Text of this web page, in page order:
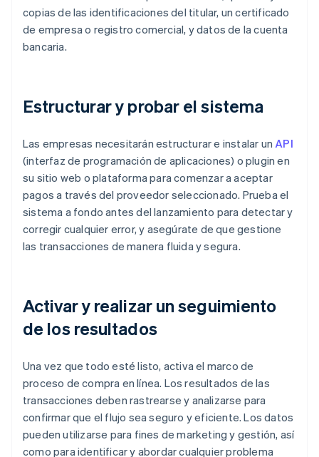
copias de las identificaciones del titular, un certificado
de empresa o registro comercial, y datos de la cuenta
bancaria.
Estructurar y probar el sistema
Las empresas necesitarán estructurar e instalar unAPI
(interfaz de programación de aplicaciones) o plugin en
su sitio web o plataforma para comenzar a aceptar
pagos a través del proveedor seleccionado. Prueba el
sistema a fondo antes del lanzamiento para detectar y
corregir cualquier error, y asegúrate de que gestione
las transacciones de manera fluida y segura.
Activar y realizar un seguimiento
de los resultados
Una vez que todo esté listo, activa el marco de
proceso de compra en línea. Los resultados de las
transacciones deben rastrearse y analizarse para
confirmar que el flujo sea seguro y eficiente. Los datos
pueden utilizarse para fines de marketing y gestión, así
como para identificar y abordar cualquier problema